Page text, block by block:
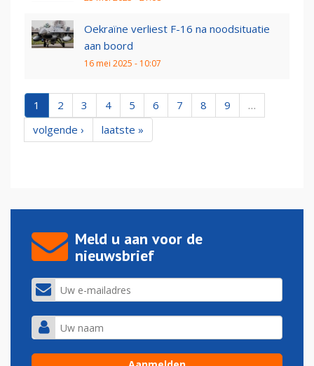
Oekraïne verliest F-16 na noodsituatie
aan boord
16 mei 2025 - 10:07
1 2 3 4 5 6 7 8 9
…
volgende ›
laatste »
Meld u aan voor de
nieuwsbrief